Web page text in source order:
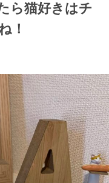
ら猫好きはチ
！